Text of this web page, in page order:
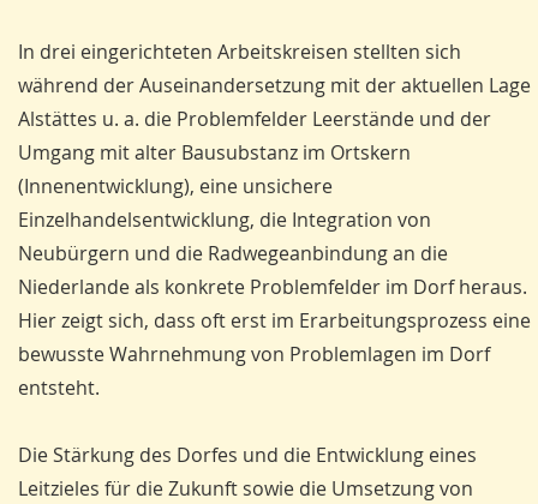
In drei eingerichteten Arbeitskreisen stellten sich
während der Auseinandersetzung mit der aktuellen Lage
Alstättes u. a. die Problemfelder Leerstände und der
Umgang mit alter Bausubstanz im Ortskern
(Innenentwicklung), eine unsichere
Einzelhandelsentwicklung, die Integration von
Neubürgern und die Radwegeanbindung an die
Niederlande als konkrete Problemfelder im Dorf heraus.
Hier zeigt sich, dass oft erst im Erarbeitungsprozess eine
bewusste Wahrnehmung von Problemlagen im Dorf
entsteht.
Die Stärkung des Dorfes und die Entwicklung eines
Leitzieles für die Zukunft sowie die Umsetzung von